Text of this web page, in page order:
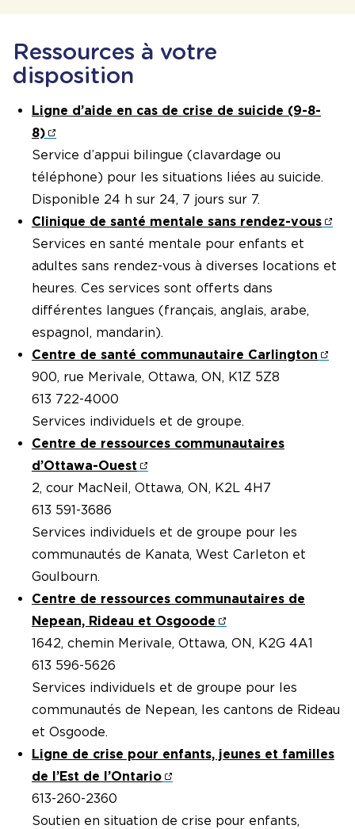
Ressources à votre
disposition
Ligne d’aide en cas de crise de suicide (9-8-
8)
Service d’appui bilingue (clavardage ou
téléphone) pour les situations liées au suicide.
Disponible 24 h sur 24, 7 jours sur 7.
Clinique de santé mentale sans rendez-vous
Services en santé mentale pour enfants et
adultes sans rendez-vous à diverses locations et
heures. Ces services sont offerts dans
différentes langues (français, anglais, arabe,
espagnol, mandarin).
Centre de santé communautaire Carlington
900, rue Merivale, Ottawa, ON, K1Z 5Z8
613 722-4000
Services individuels et de groupe.
Centre de ressources communautaires
d’Ottawa-Ouest
2, cour MacNeil, Ottawa, ON, K2L 4H7
613 591-3686
Services individuels et de groupe pour les
communautés de Kanata, West Carleton et
Goulbourn.
Centre de ressources communautaires de
Nepean, Rideau et Osgoode
1642, chemin Merivale, Ottawa, ON, K2G 4A1
613 596-5626
Services individuels et de groupe pour les
communautés de Nepean, les cantons de Rideau
et Osgoode.
Ligne de crise pour enfants, jeunes et familles
de l’Est de l’Ontario
613-260-2360
Soutien en situation de crise pour enfants,